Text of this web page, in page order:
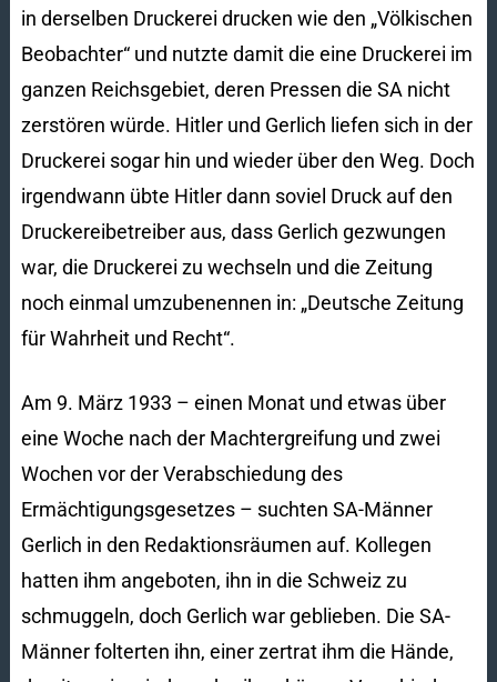
in derselben Druckerei drucken wie den „Völkischen
Beobachter“ und nutzte damit die eine Druckerei im
ganzen Reichsgebiet, deren Pressen die SA nicht
zerstören würde. Hitler und Gerlich liefen sich in der
Druckerei sogar hin und wieder über den Weg. Doch
irgendwann übte Hitler dann soviel Druck auf den
Druckereibetreiber aus, dass Gerlich gezwungen
war, die Druckerei zu wechseln und die Zeitung
noch einmal umzubenennen in: „Deutsche Zeitung
für Wahrheit und Recht“.
Am 9. März 1933 – einen Monat und etwas über
eine Woche nach der Machtergreifung und zwei
Wochen vor der Verabschiedung des
Ermächtigungsgesetzes – suchten SA-Männer
Gerlich in den Redaktionsräumen auf. Kollegen
hatten ihm angeboten, ihn in die Schweiz zu
schmuggeln, doch Gerlich war geblieben. Die SA-
Männer folterten ihn, einer zertrat ihm die Hände,